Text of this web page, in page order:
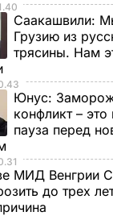
Саакашвили:
Грузию из
трясины. Нам
Юнус:
конфликт –
пауза перед
МИД Венгрии
до трех